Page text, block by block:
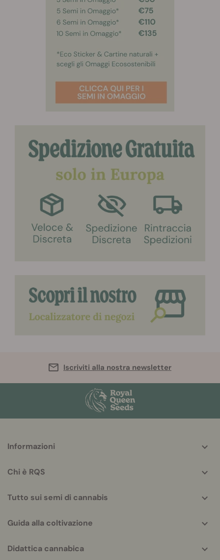
Iscriviti alla nostra newsletter
helpful
Informazioni
Chi è RQS
Tutto sui semi di cannabis
Guida alla coltivazione
Didattica cannabica